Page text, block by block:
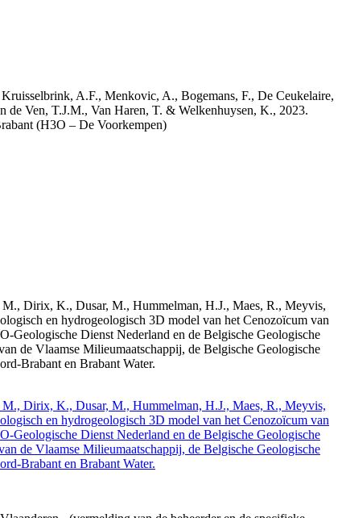
A.F., Menkovic, A., Bogemans, F., De Ceukelaire,
Ven, T.J.M., Van Haren, T. & Welkenhuysen, K., 2023.
(H3O – De Voorkempen)
Dirix, K., Dusar, M., Hummelman, H.J., Maes, R., Meyvis,
en hydrogeologisch 3D model van het Cenozoïcum van
Geologische Dienst Nederland en de Belgische Geologische
de Vlaamse Milieumaatschappij, de Belgische Geologische
Brabant en Brabant Water.
Dirix, K., Dusar, M., Hummelman, H.J., Maes, R., Meyvis,
en hydrogeologisch 3D model van het Cenozoïcum van
Geologische Dienst Nederland en de Belgische Geologische
de Vlaamse Milieumaatschappij, de Belgische Geologische
Brabant en Brabant Water.